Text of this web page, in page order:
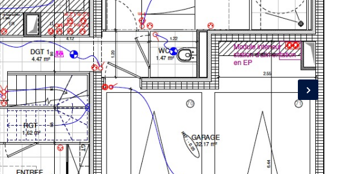
Mot de passe
CONNEXION
LOGIN WITH LINKEDIN